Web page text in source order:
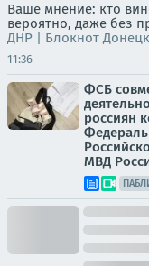
Ваше мнение: кто
вероятно, даже без
ДНР | Блокнот Донецк
11:36
ФСБ
россиян
МВД